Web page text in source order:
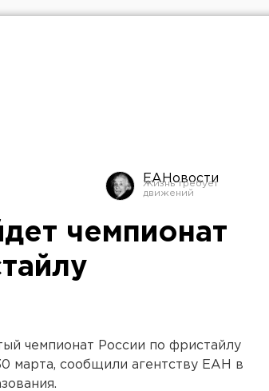
ЕАНовости
чемпионат
чемпионат России по фристайлу
марта, сообщили агентству ЕАН в